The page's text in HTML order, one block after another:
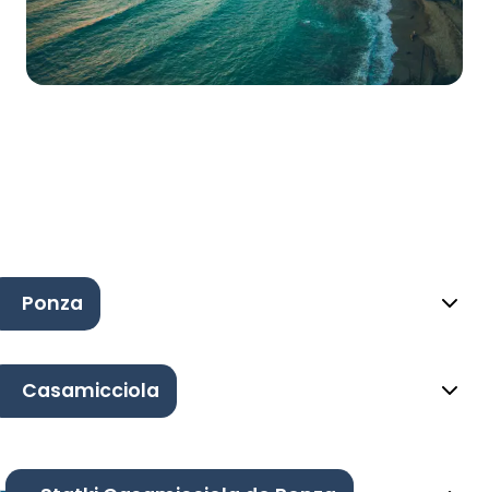
Ponza
Casamicciola